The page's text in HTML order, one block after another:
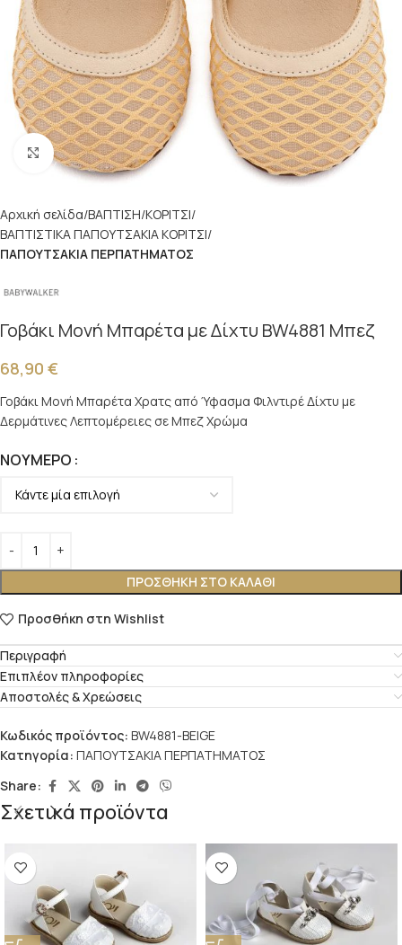
Κλικ για μεγέθυνση
Αρχική σελίδα ΒΑΠΤΙΣΗ ΚΟΡΙΤΣΙ
ΒΑΠΤΙΣΤΙΚΑ ΠΑΠΟΥΤΣΑΚΙΑ ΚΟΡΙΤΣΙ
ΠΑΠΟΥΤΣΑΚΙΑ ΠΕΡΠΑΤΗΜΑΤΟΣ
Γοβάκι Μονή Μπαρέτα με Δίχτυ BW4881 Μπεζ
68,90 €
Γοβάκι Μονή Μπαρέτα Χρατς από Ύφασμα Φιλντιρέ Δίχτυ με
Δερμάτινες Λεπτομέρειες σε Μπεζ Χρώμα
ΝΟΎΜΕΡΟ
ΠΡΟΣΘΉΚΗ ΣΤΟ ΚΑΛΆΘΙ
Προσθήκη στη Wishlist
Περιγραφή
Επιπλέον πληροφορίες
Αποστολές & Χρεώσεις
Κωδικός προϊόντος: BW4881-BEIGE
Κατηγορία: ΠΑΠΟΥΤΣΑΚΙΑ ΠΕΡΠΑΤΗΜΑΤΟΣ
Share:
Σχετικά προϊόντα